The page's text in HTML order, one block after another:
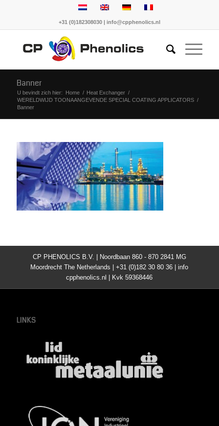
+31 (0)182308030 | info@cpphenolics.nl
Banner
U bevindt zich hier: Home / Heat Exchanger /
WERELDWIJD TOONAANGEVENDE SPECIAL COATING APPLICATORS /
Banner
CP PHENOLICS B.V. | Noordbaan 860 - 870 2841 MG
Moordrecht The Netherlands | +31 (0)182 30 80 36 | info
cpphenolics.nl | Kvk 59368446
LINKS